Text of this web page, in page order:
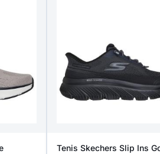
Tenis Skechers Slip Ins